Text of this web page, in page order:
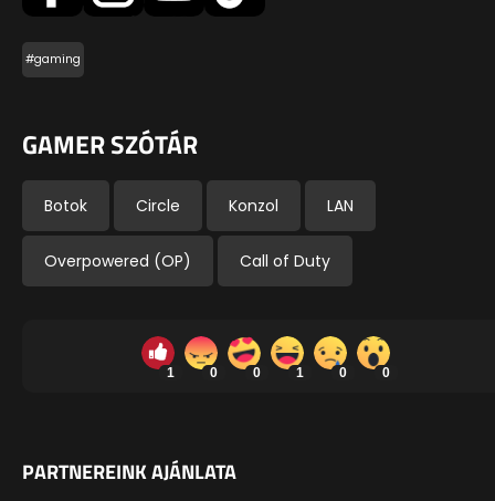
#gaming
GAMER SZÓTÁR
Botok Circle Konzol LAN
Overpowered (OP) Call of Duty
1 0 0 1 0 0
PARTNEREINK AJÁNLATA